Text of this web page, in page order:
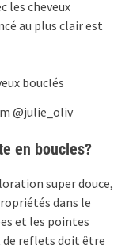
les cheveux
au plus clair est
@julie_oliv
en boucles?
super douce,
dans le
et les pointes
de reflets doit être